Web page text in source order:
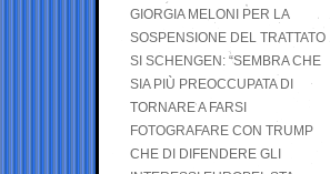
GIORGIA MELONI PER LA
SOSPENSIONE DEL TRATTATO
SI SCHENGEN: “SEMBRA CHE
SIA PIÙ PREOCCUPATA DI
TORNARE A FARSI
FOTOGRAFARE CON TRUMP
CHE DI DIFENDERE GLI